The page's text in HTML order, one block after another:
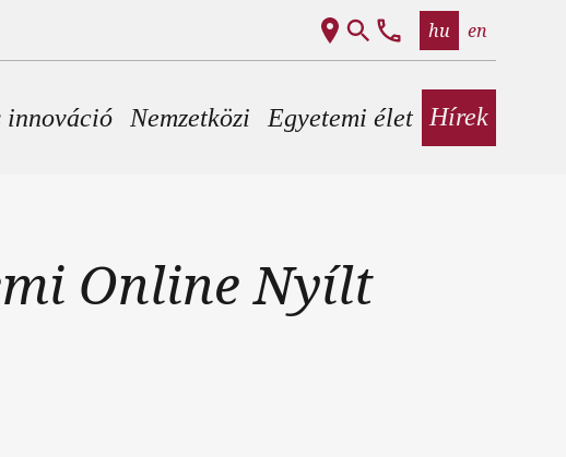
hu en
innováció Nemzetközi Egyetemi élet Hírek
Online Nyílt